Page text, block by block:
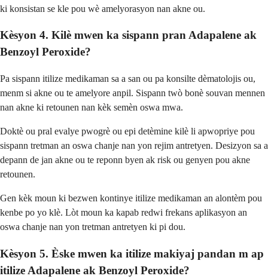
ki konsistan se kle pou wè amelyorasyon nan akne ou.
Kèsyon 4. Kilè mwen ka sispann pran Adapalene ak
Benzoyl Peroxide?
Pa sispann itilize medikaman sa a san ou pa konsilte dèmatolojis ou,
menm si akne ou te amelyore anpil. Sispann twò bonè souvan mennen
nan akne ki retounen nan kèk semèn oswa mwa.
Doktè ou pral evalye pwogrè ou epi detèmine kilè li apwopriye pou
sispann tretman an oswa chanje nan yon rejim antretyen. Desizyon sa a
depann de jan akne ou te reponn byen ak risk ou genyen pou akne
retounen.
Gen kèk moun ki bezwen kontinye itilize medikaman an alontèm pou
kenbe po yo klè. Lòt moun ka kapab redwi frekans aplikasyon an
oswa chanje nan yon tretman antretyen ki pi dou.
Kèsyon 5. Èske mwen ka itilize makiyaj pandan m ap
itilize Adapalene ak Benzoyl Peroxide?